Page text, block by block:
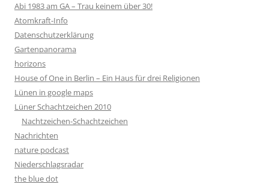
Abi 1983 am GA – Trau keinem über 30!
Atomkraft-Info
Datenschutzerklärung
Gartenpanorama
horizons
House of One in Berlin – Ein Haus für drei Religionen
Lünen in google maps
Lüner Schachtzeichen 2010
Nachtzeichen-Schachtzeichen
Nachrichten
nature podcast
Niederschlagsradar
the blue dot